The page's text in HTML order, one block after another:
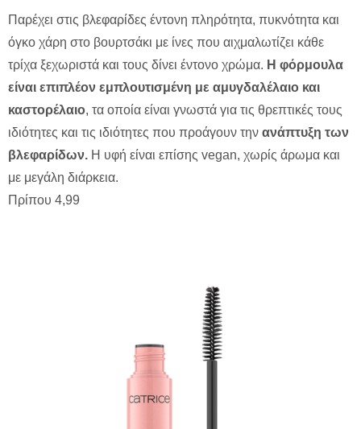
Παρέχει στις βλεφαρίδες έντονη πληρότητα, πυκνότητα και
όγκο χάρη στο βουρτσάκι με ίνες που αιχμαλωτίζει κάθε
τρίχα ξεχωριστά και τους δίνει έντονο χρώμα. Η φόρμουλα
είναι επιπλέον εμπλουτισμένη με αμυγδαλέλαιο και
καστορέλαιο, τα οποία είναι γνωστά για τις θρεπτικές τους
ιδιότητες και τις ιδιότητες που προάγουν την ανάπτυξη των
βλεφαρίδων. Η υφή είναι επίσης vegan, χωρίς άρωμα και
με μεγάλη διάρκεια.
Πρίπου 4,99